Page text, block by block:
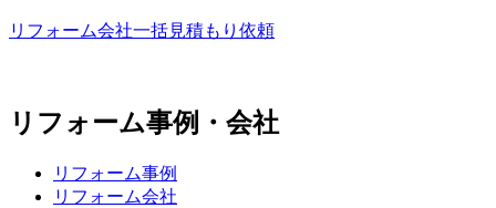
リフォーム会社一括見積もり依頼
リフォーム事例・会社
リフォーム事例
リフォーム会社